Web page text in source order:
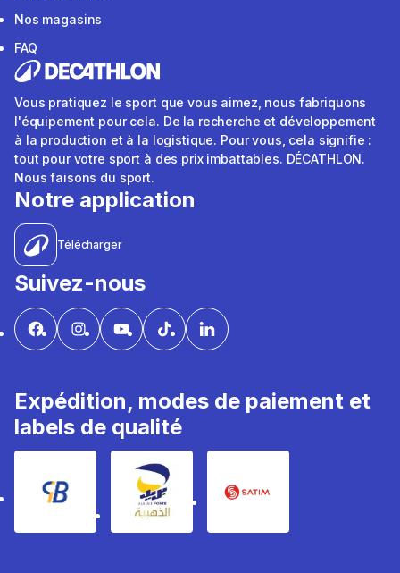
Nos magasins
FAQ
Vous pratiquez le sport que vous aimez, nous fabriquons
l'équipement pour cela. De la recherche et développement
à la production et à la logistique. Pour vous, cela signifie :
tout pour votre sport à des prix imbattables. DÉCATHLON.
Nous faisons du sport.
Notre application
Télécharger
Suivez-nous
Expédition, modes de paiement et
labels de qualité